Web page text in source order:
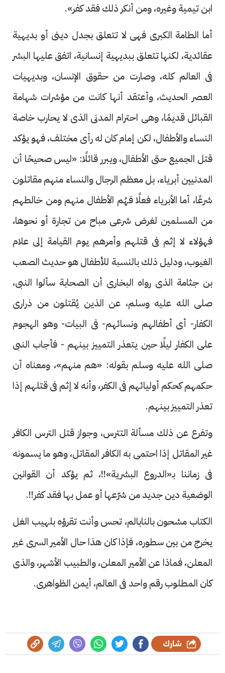
ابن تيمية وغيره، ومن أنكر ذلك فقد كفر».
أما الطامة الكبرى فهى لا تتعلق بجدل دينى أو بديهية
عقائدية، لكنها تتعلق ببديهية إنسانية، اتفق عليها البشر
فى العالم كله، وصارت من حقوق الإنسان، وبديهيات
العصر الحديث، وأعتقد أنها كانت من مؤشرات شهامة
القبائل قديمًا، وهى احترام المدنى الذى لا يحارب خاصة
النساء والأطفال، لكن إمام كان له رأى مختلف، فهو يؤكد
قتل الجميع حتى الأطفال، ويبرر قائلًا: «ليس صحيحًا أن
المدنيين أبرياء، بل معظم الرجال والنساء منهم مقاتلون
شرعًا، أما الأبرياء فعلًا فهُم الأطفال منهم ومن خالطهم
من المسلمين لغرض شرعى مباح من تجارة أو نحوها،
فهؤلاء لا إثم فى قتلهم وأمرهم يوم القيامة إلى علام
الغيوب، ودليل ذلك بالنسبة للأطفال هو حديث الصعب
بن جثامة الذى رواه البخارى أن الصحابة سألوا النبى،
صلى الله عليه وسلم، عن الذين يُقتلون من ذرارى
الكفار- أى أطفالهم ونسائهم- فى البيات- وهو الهجوم
على الكفار ليلًا حين يتعذر التمييز بينهم - فأجاب النبى
صلى الله عليه وسلم بقوله: «هم منهم»، ومعناه أن
حكمهم كحكم أوليائهم فى الكفر، وأنه لا إثم فى قتلهم إذا
تعذر التمييز بينهم.
وتفرع عن ذلك مسألة التترس، وجواز قتل الترس الكافر
غير المقاتل إذا احتمى به الكافر المقاتل، وهو ما يسمونه
فى زماننا بـ«الدروع البشرية»!!، ثم يؤكد أن القوانين
الوضعية دين جديد من شرّعها أو عمل بها فقد كفر!!.
الكتاب مشحون بالنابالم، تحس وأنت تقرؤه بلهيب الغل
يخرج من بين سطوره، فإذا كان هذا حال الأمير السرى غير
المعلن، فماذا عن الأمير المعلن، والطبيب الأشهر، والذى
كان المطلوب رقم واحد فى العالم، أيمن الظواهرى.
شارك